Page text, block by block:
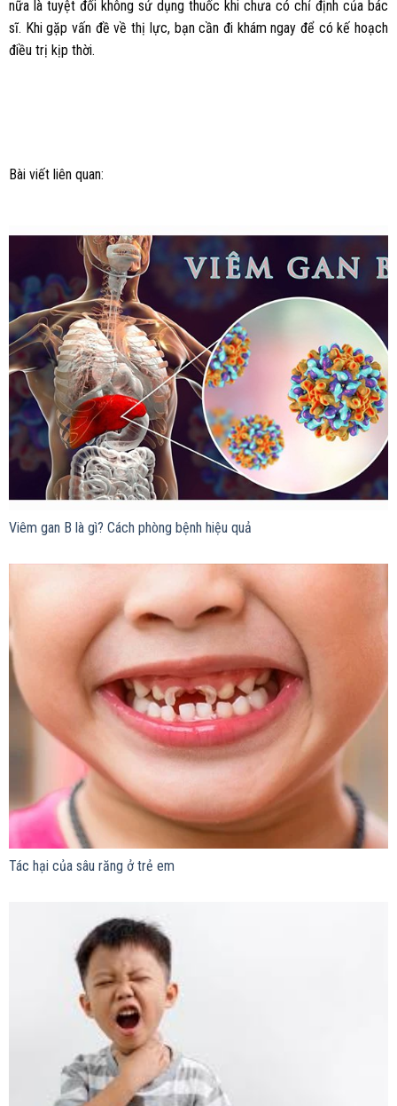
nữa là tuyệt đối không sử dụng thuốc khi chưa có chỉ định của bác
sĩ. Khi gặp vấn đề về thị lực, bạn cần đi khám ngay để có kế hoạch
điều trị kịp thời.
Bài viết liên quan:
Viêm gan B là gì? Cách phòng bệnh hiệu quả
Tác hại của sâu răng ở trẻ em